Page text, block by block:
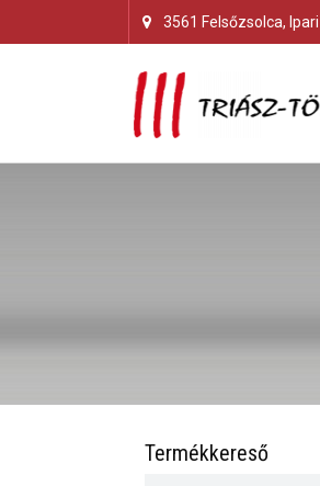
3561 Felsőzsolca,
Termékkereső